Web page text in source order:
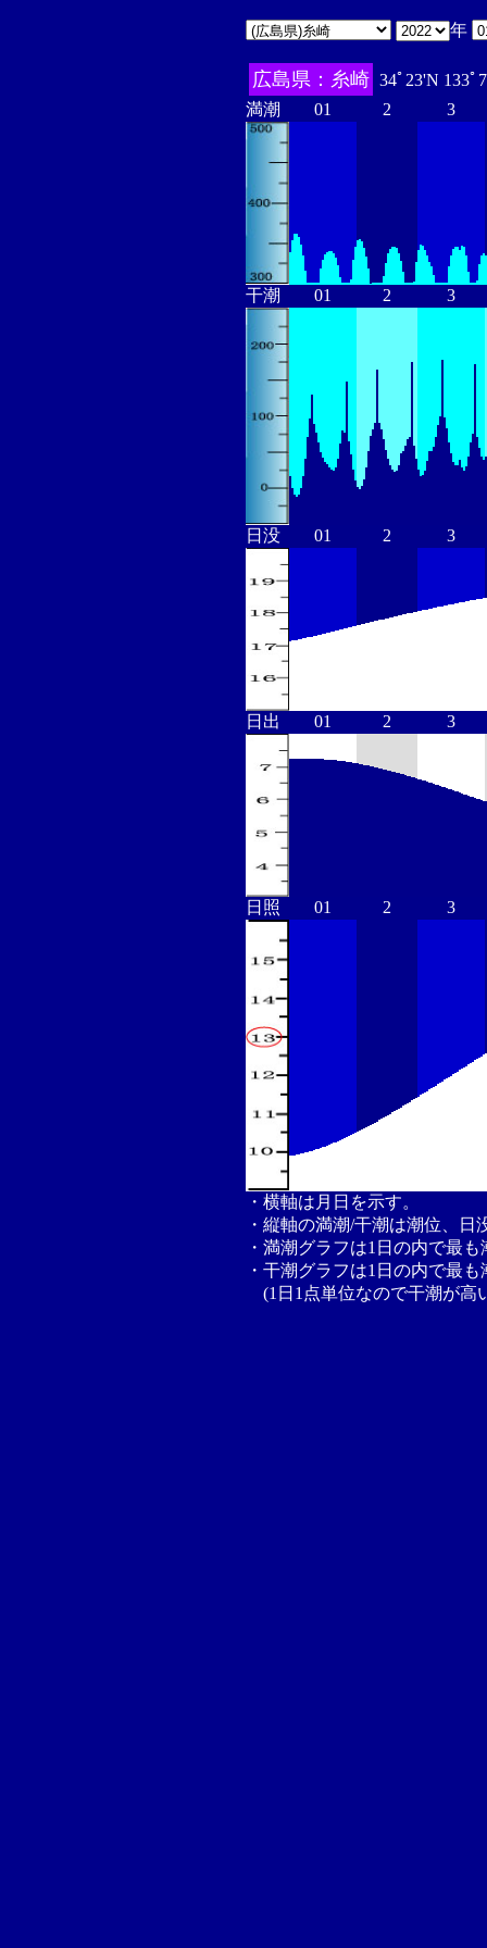
年
広島県：糸崎 34ﾟ23'N 133ﾟ
満潮
01 2 3
干潮 01 2 3
日没 01 2 3
日出 01 2 3
日照 01 2 3
・横軸は月日を示す。
・縦軸の満潮/干潮は潮位、
・満潮グラフは1日の内で最
・干潮グラフは1日の内で最
(1日1点単位なので干潮が高